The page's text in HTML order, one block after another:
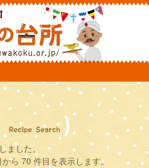
ました。
ら 70 件目を表示します。